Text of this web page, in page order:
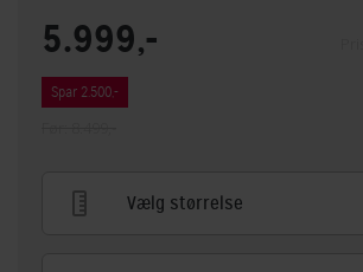
5.999,-
Spar 2.500,-
Vælg størrelse